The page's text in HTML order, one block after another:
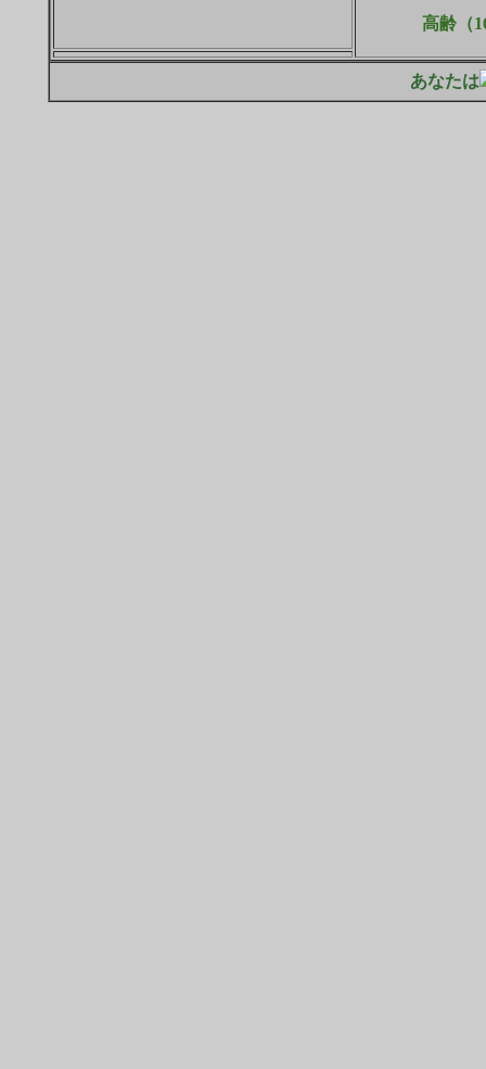
高齢（
あなたは